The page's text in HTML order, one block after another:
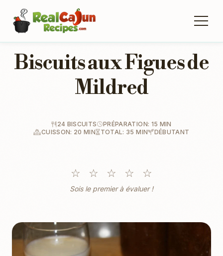
Biscuits aux Figues de
Mildred
24 BISCUITS
PRÉPARATION: 15 MIN
CUISSON: 20 MIN
TOTAL: 35 MIN DÉBUTANT
☆ ☆ ☆ ☆ ☆
Sois le premier à évaluer !